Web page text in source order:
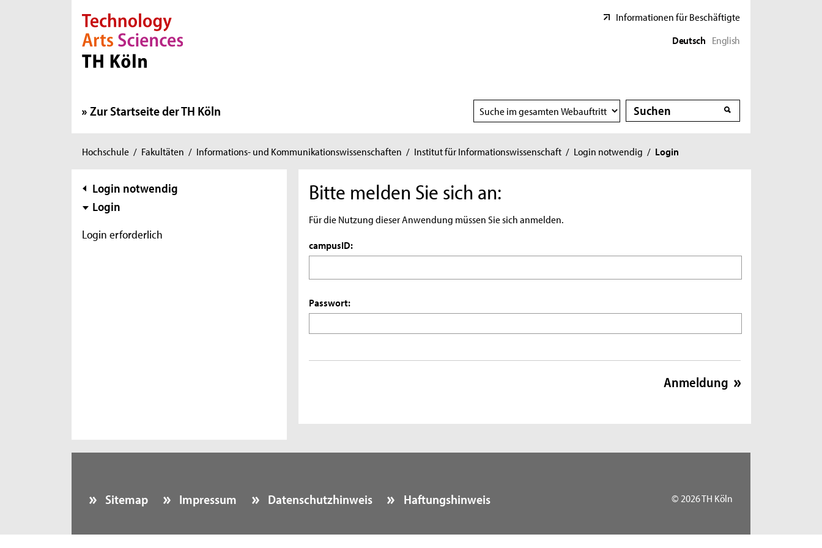
Direkt zur Hauptnavigation
Direkt zur Subnavigation
Direkt zum Inhalt
Direkt zum Fußbereich
Informationen für Beschäftigte
Deutsch English
Zur Startseite der TH Köln
Suchbereich
wählen
Suche
Suche
Sie
hier:
Hochschule / Fakultäten / Informations- und Kommunikationswissenschaften / Institut für Informationswissenschaft / Login notwendig / Login
Subnavigation
Login notwendig
Login
Login erforderlich
Bitte melden Sie sich an:
Für die Nutzung dieser Anwendung müssen Sie sich anmelden.
campusID:
Passwort:
Sitemap Impressum Datenschutzhinweis Haftungshinweis © 2026 TH Köln